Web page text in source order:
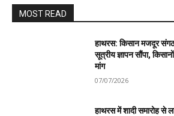
MOST READ
हाथरस: किसान मजदूर
सूत्रीय ज्ञापन सौंपा,
मांग
07/07/2026
हाथरस में शादी समारोह